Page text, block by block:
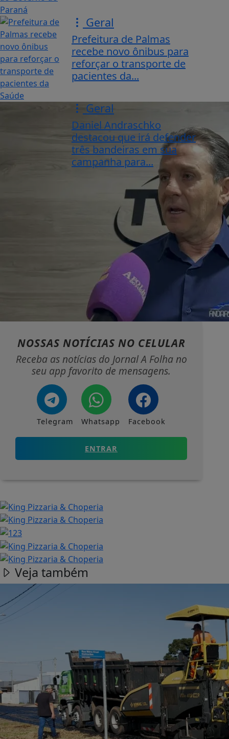
Geral
Prefeitura de Palmas
recebe novo ônibus para
reforçar o transporte de
pacientes da...
Geral
Daniel Andraschko
destacou que irá defender
três bandeiras em sua
campanha para...
NOSSAS NOTÍCIAS NO CELULAR
Receba as notícias do Jornal A Folha no
seu app favorito de mensagens.
Telegram Whatsapp Facebook
ENTRAR
Veja também